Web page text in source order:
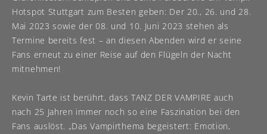
Hotspot Stuttgart zum Besten geben: Der 20., 26. und 28.
Mai 2023 sowie der 08. und 10. Juni 2023 stehen als
Termine bereits fest – an diesen Abenden wird er seine
Fans erneut zu einer Reise auf den Flügeln der Nacht
mitnehmen!
Kevin Tarte ist berührt, dass TANZ DER VAMPIRE auch
nach 25 Jahren immer noch so eine Faszination bei den
Fans auslöst. „Das Vampirthema begeistert: Emotion,